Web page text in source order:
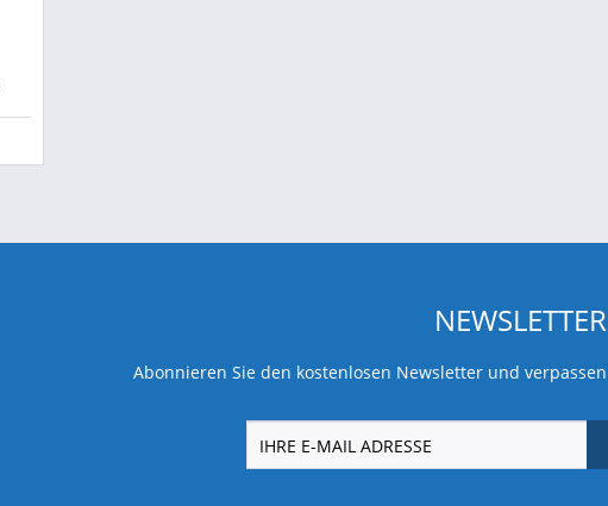
NEWSLETTER
Abonnieren Sie den kostenlosen Newsletter und